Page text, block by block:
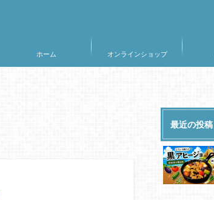
ホーム オンラインショップ
最近の投稿